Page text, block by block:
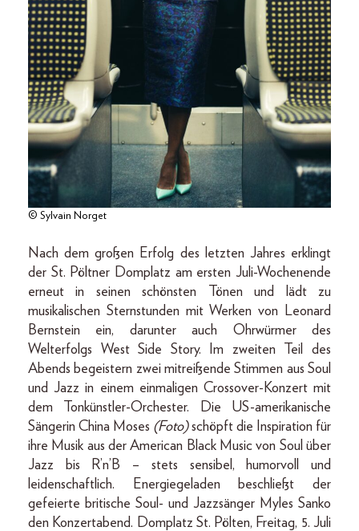
© Sylvain Norget
Nach dem großen Erfolg des letzten Jahres erklingt
der St. Pöltner Domplatz am ersten Juli-Wochenende
erneut in seinen schönsten Tönen und lädt zu
musikalischen Sternstunden mit Werken von Leonard
Bernstein ein, darunter auch Ohrwürmer des
Welterfolgs West Side Story. Im zweiten Teil des
Abends begeistern zwei mitreißende Stimmen aus Soul
und Jazz in einem einmaligen Crossover-Konzert mit
dem Tonkünstler-Orchester. Die US-amerikanische
Sängerin China Moses (Foto)schöpft die Inspiration für
ihre Musik aus der American Black Music von Soul über
Jazz bis R’n’B – stets sensibel, humorvoll und
leidenschaftlich. Energiegeladen beschließt der
gefeierte britische Soul- und Jazzsänger Myles Sanko
den Konzertabend. Domplatz St. Pölten, Freitag, 5. Juli